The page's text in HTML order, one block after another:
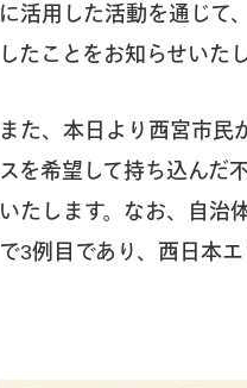
に活用した活動を通じて
したことをお知らせいたし
また、本日より西宮市民
スを希望して持ち込んだ
いたします。なお、自治
で3例目であり、西日本エ